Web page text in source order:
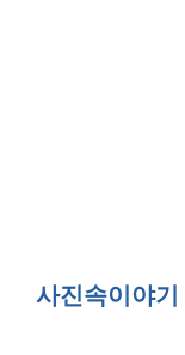
사진속이야기